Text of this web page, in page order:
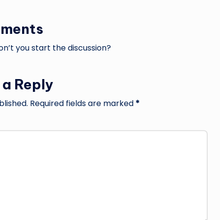
you start the discussion?
Reply
Required fields are marked *